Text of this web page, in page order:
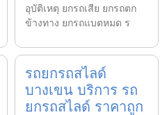
อุบัติเหตุ ยกรถเสีย ยกรถตก
ข้างทาง ยกรถแบตหมด ร
รถยกรถสไลด์
บางเขน บริการ รถ
ยกรถสไลด์ ราคาถูก